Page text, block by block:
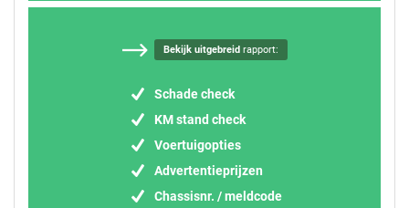
Bekijk uitgebreidrapport:
Schade check
KM stand check
Voertuigopties
Advertentieprijzen
Chassisnr. / meldcode